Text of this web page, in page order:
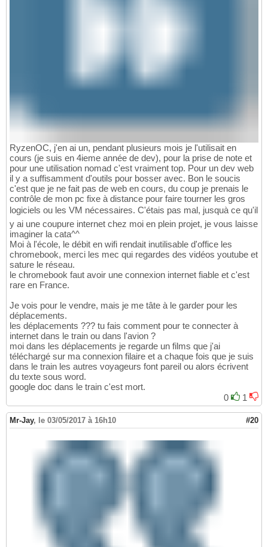
RyzenOC, j'en ai un, pendant plusieurs mois je l'utilisait en
cours (je suis en 4ieme année de dev), pour la prise de note et
pour une utilisation nomad c'est vraiment top. Pour un dev web
il y a suffisamment d'outils pour bosser avec. Bon le soucis
c'est que je ne fait pas de web en cours, du coup je prenais le
contrôle de mon pc fixe à distance pour faire tourner les gros
logiciels ou les VM nécessaires. C'étais pas mal, jusquà ce qu'il
y ai une coupure internet chez moi en plein projet, je vous laisse
imaginer la cata^^
Moi à l'école, le débit en wifi rendait inutilisable d'office les
chromebook, merci les mec qui regardes des vidéos youtube et
sature le réseau.
le chromebook faut avoir une connexion internet fiable et c'est
rare en France.
Je vois pour le vendre, mais je me tâte à le garder pour les
déplacements.
les déplacements ??? tu fais comment pour te connecter à
internet dans le train ou dans l'avion ?
moi dans les déplacements je regarde un films que j'ai
téléchargé sur ma connexion filaire et a chaque fois que je suis
dans le train les autres voyageurs font pareil ou alors écrivent
du texte sous word.
google doc dans le train c'est mort.
0
1
Mr-Jay, le 03/05/2017 à 16h10 #20